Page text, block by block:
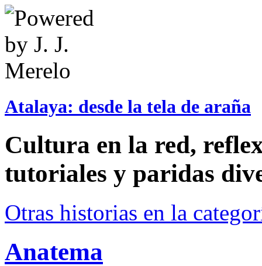
Atalaya: desde la tela de araña
Cultura en la red,
tutoriales y paridas
Otras historias en la
Anatema